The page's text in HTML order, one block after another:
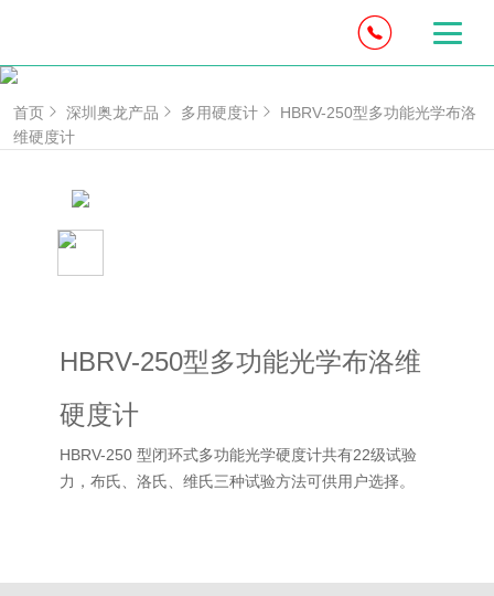
首页 深圳奥龙产品 多用硬度计
HBRV-250型多功能光学布洛
维硬度计
HBRV-250型多功能光学布洛维
硬度计
HBRV-250 型闭环式多功能光学硬度计共有22级试验
力，布氏、洛氏、维氏三种试验方法可供用户选择。